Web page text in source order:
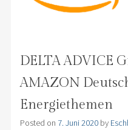
DELTA ADVICE
AMAZON
Energiethemen
Posted on 7. Juni 2020by